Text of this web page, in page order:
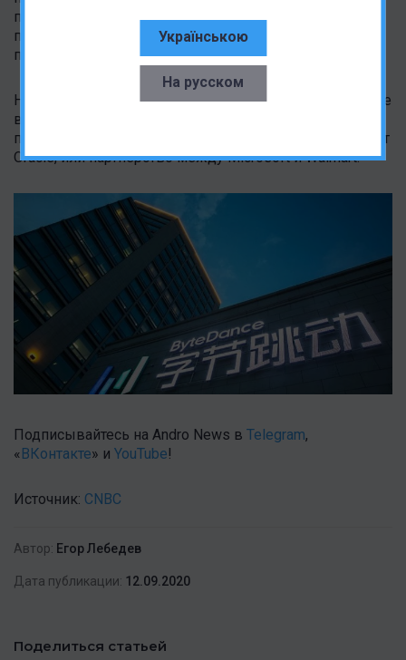
Українською
На русском
появляться слухи, что ByteDance ведет переговоры с
правительством США, чтобы избежать полной
продажи.
Несмотря на альтернативные меры, ByteDance все еще
ведет переговоры с американскими компаниями о
продаже. Некоторые вероятные кандидаты включают
Oracle, или партнерство между Microsoft и Walmart.
Подписывайтесь на Andro News в Telegram,
« ВКонтакте» и YouTube!
Источник: CNBC
Автор: Егор Лебедев
Дата публикации: 12.09.2020
Поделиться статьей